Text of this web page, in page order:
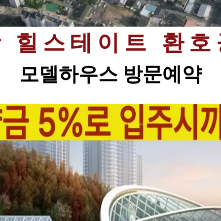
힐스테이트 환호
모델하우스 방문예약